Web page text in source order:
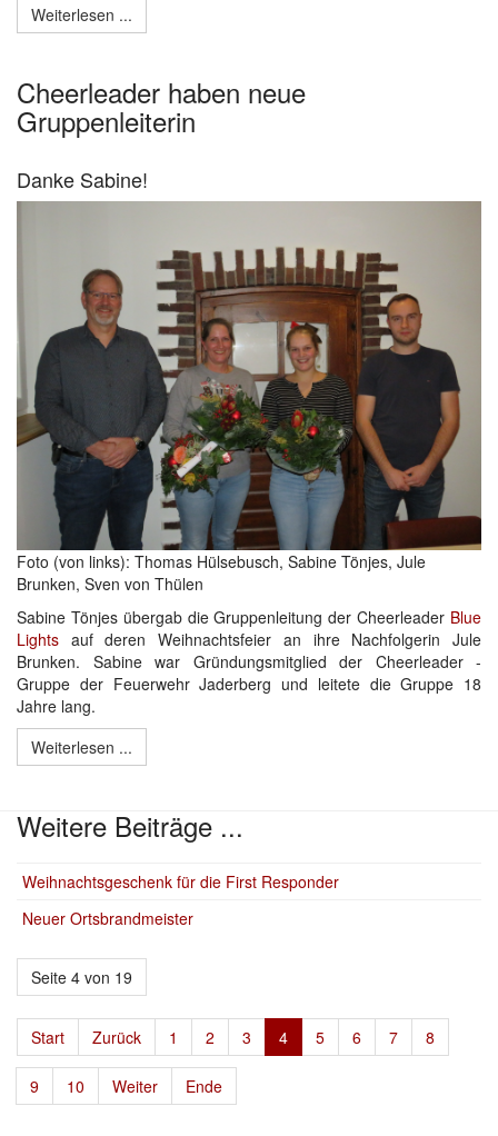
Weiterlesen ...
Cheerleader haben neue
Gruppenleiterin
Danke Sabine!
Foto (von links): Thomas Hülsebusch, Sabine Tönjes, Jule
Brunken, Sven von Thülen
Sabine Tönjes übergab die Gruppenleitung der Cheerleader Blue
Lights auf deren Weihnachtsfeier an ihre Nachfolgerin Jule
Brunken. Sabine war Gründungsmitglied der Cheerleader -
Gruppe der Feuerwehr Jaderberg und leitete die Gruppe 18
Jahre lang.
Weiterlesen ...
Weitere Beiträge ...
Weihnachtsgeschenk für die First Responder
Neuer Ortsbrandmeister
Seite 4 von 19
Start Zurück 1 2 3 4 5 6 7 8
9 10 Weiter Ende